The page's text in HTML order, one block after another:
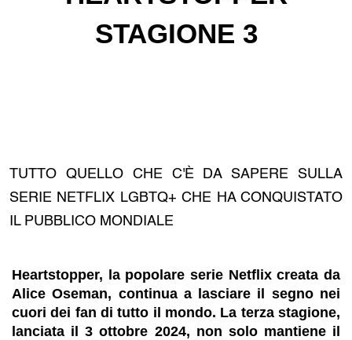
STAGIONE 3
TUTTO QUELLO CHE C'È DA SAPERE SULLA
SERIE NETFLIX LGBTQ+ CHE HA CONQUISTATO
IL PUBBLICO MONDIALE
Heartstopper, la popolare serie Netflix creata da
Alice Oseman, continua a lasciare il segno nei
cuori dei fan di tutto il mondo. La terza stagione,
lanciata il 3 ottobre 2024, non solo mantiene il